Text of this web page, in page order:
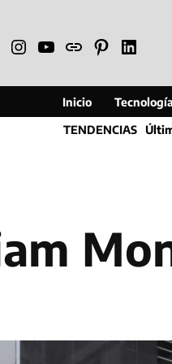
Instagram
YouTube
WebPinterestLinkedin
Inicio
TENDENCIAS